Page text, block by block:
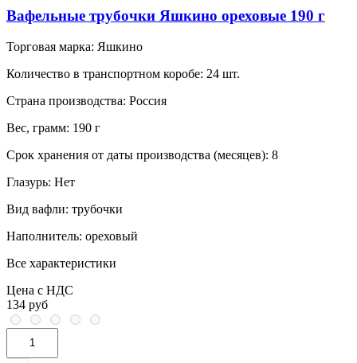
Вафельные трубочки Яшкино ореховые 190 г
Торговая марка: Яшкино
Количество в транспортном коробе: 24 шт.
Страна производства: Россия
Вес, грамм: 190 г
Срок хранения от даты производства (месяцев): 8
Глазурь: Нет
Вид вафли: трубочки
Наполнитель: ореховый
Все характеристики
Цена с НДС
134 руб